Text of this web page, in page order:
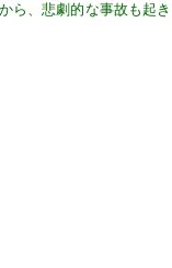
ら、悲劇的な事故も起き